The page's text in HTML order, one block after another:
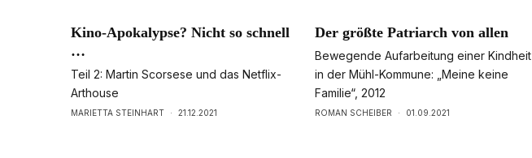
Kino-Apokalypse? Nicht so schnell
…
Teil 2: Martin Scorsese und das Netflix-
Arthouse
MARIETTA STEINHART · 21.12.2021
Der größte Patriarch von allen
Bewegende Aufarbeitung einer Kindheit
in der Mühl-Kommune: „Meine keine
Familie“, 2012
ROMAN SCHEIBER · 01.09.2021